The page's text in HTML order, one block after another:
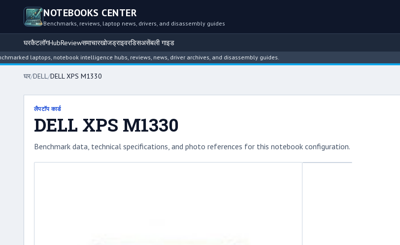
NOTEBOOKS CENTER
Benchmarks, reviews, laptop news, drivers, and disassembly guides
घरकैटलॉगHubReviewसमाचारखोजड्राइवरडिसअसेंबली गाइड
laptops, notebook intelligence hubs, reviews, news, driver archives, and disassembly guides.
घर/DELL/DELL XPS M1330
लैपटॉप कार्ड
DELL XPS M1330
Benchmark data, technical specifications, and photo references for this notebook configuration.